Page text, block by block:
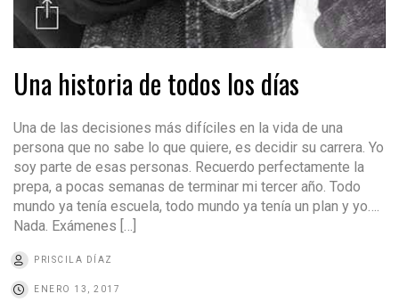
Una historia de todos los días
Una de las decisiones más difíciles en la vida de una
persona que no sabe lo que quiere, es decidir su carrera. Yo
soy parte de esas personas. Recuerdo perfectamente la
prepa, a pocas semanas de terminar mi tercer año. Todo
mundo ya tenía escuela, todo mundo ya tenía un plan y yo….
Nada. Exámenes […]
PRISCILA DÍAZ
ENERO 13, 2017